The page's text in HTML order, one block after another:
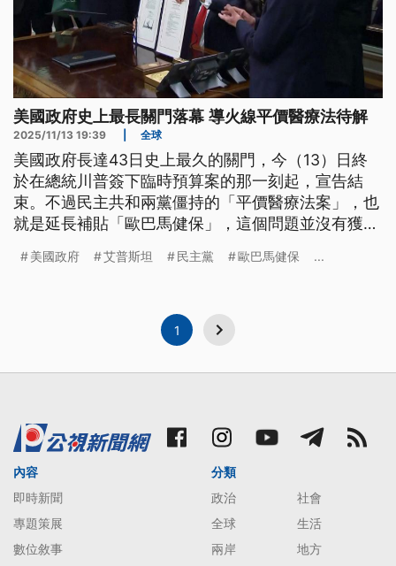
美國政府史上最長關門落幕 導火線平價醫療法待解
2025/11/13 19:39 全球
美國政府長達43日史上最久的關門，今（13）日終
於在總統川普簽下臨時預算案的那一刻起，宣告結
束。不過民主共和兩黨僵持的「平價醫療法案」，也
就是延長補貼「歐巴馬健保」，這個問題並沒有獲得
（2026）年1月30日而已。專家表示，兩黨在預算分
美國政府 艾普斯坦 民主黨 歐巴馬健保 ...
1
內容
即時新聞
專題策展
數位敘事
分類
政治
社會
全球
生活
兩岸
地方